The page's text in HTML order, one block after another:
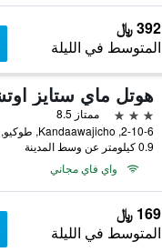
392 ﷼
المتوسط في الليلة
3 نجوم
ممتاز 8.5
2-10-6, Kandaawajicho, طوكيو, اليابان
0.9 كيلومتر عن وسط المدينة
واي فاي مجاني
169 ﷼
المتوسط في الليلة